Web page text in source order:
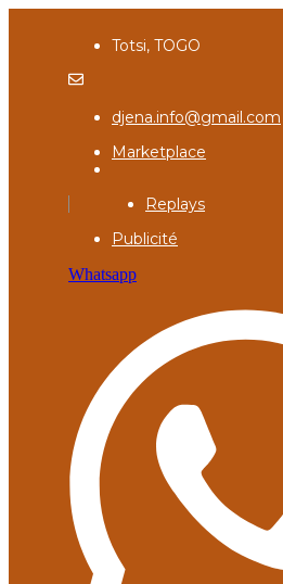
Totsi, TOGO
djena.info@gmail.com
Marketplace
Replays
Publicité
Whatsapp